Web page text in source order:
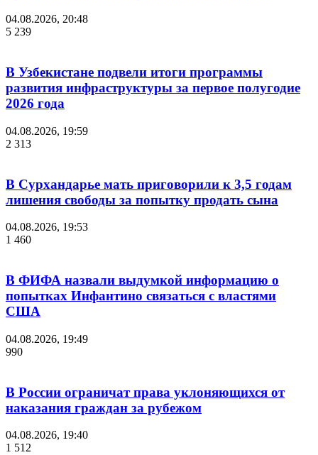
04.08.2026, 20:48
5 239
В Узбекистане подвели итоги программы
развития инфраструктуры за первое полугодие
2026 года
04.08.2026, 19:59
2 313
В Сурхандарье мать приговорили к 3,5 годам
лишения свободы за попытку продать сына
04.08.2026, 19:53
1 460
В ФИФА назвали выдумкой информацию о
попытках Инфантино связаться с властями
США
04.08.2026, 19:49
990
В России ограничат права уклоняющихся от
наказания граждан за рубежом
04.08.2026, 19:40
1 512